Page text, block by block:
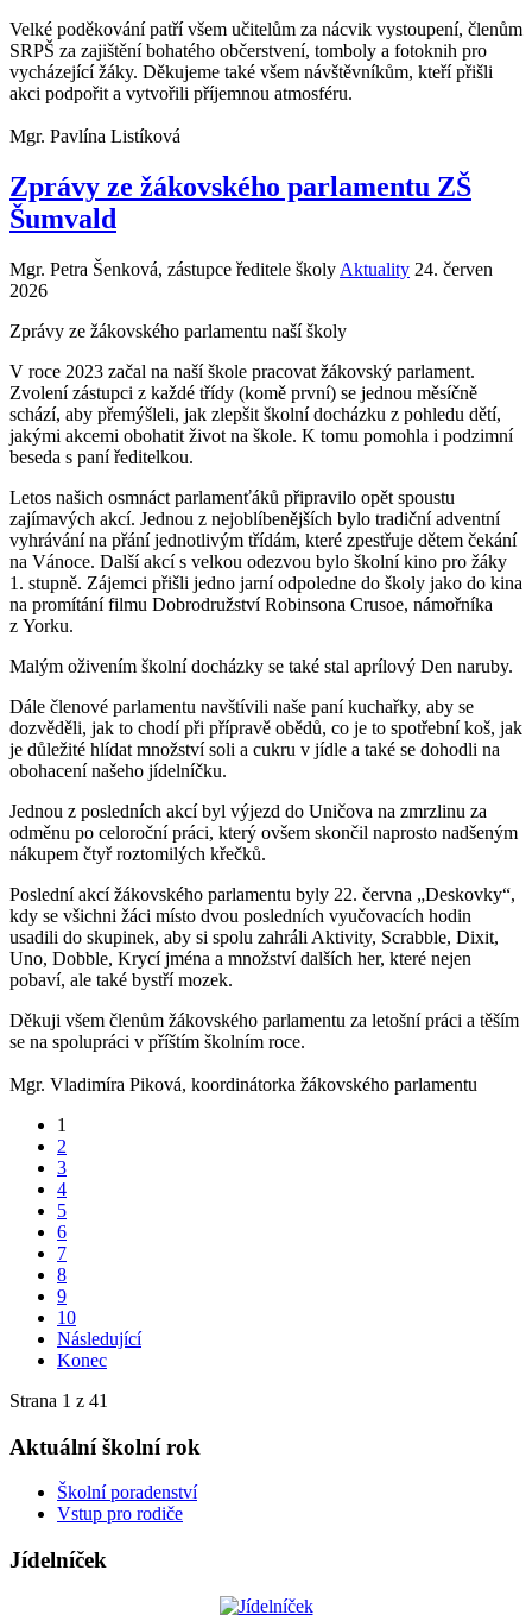
Velké poděkování patří všem učitelům za nácvik vystoupení, členům
SRPŠ za zajištění bohatého občerstvení, tomboly a fotoknih pro
vycházející žáky. Děkujeme také všem návštěvníkům, kteří přišli
akci podpořit a vytvořili příjemnou atmosféru.
Mgr. Pavlína Listíková
Zprávy ze žákovského parlamentu ZŠ
Šumvald
Mgr. Petra Šenková, zástupce ředitele školy Aktuality 24. červen
2026
Zprávy ze žákovského parlamentu naší školy
V roce 2023 začal na naší škole pracovat žákovský parlament.
Zvolení zástupci z každé třídy (komě první) se jednou měsíčně
schází, aby přemýšleli, jak zlepšit školní docházku z pohledu dětí,
jakými akcemi obohatit život na škole. K tomu pomohla i podzimní
beseda s paní ředitelkou.
Letos našich osmnáct parlamenťáků připravilo opět spoustu
zajímavých akcí. Jednou z nejoblíbenějších bylo tradiční adventní
vyhrávání na přání jednotlivým třídám, které zpestřuje dětem čekání
na Vánoce. Další akcí s velkou odezvou bylo školní kino pro žáky
1. stupně. Zájemci přišli jedno jarní odpoledne do školy jako do kina
na promítání filmu Dobrodružství Robinsona Crusoe, námořníka
z Yorku.
Malým oživením školní docházky se také stal aprílový Den naruby.
Dále členové parlamentu navštívili naše paní kuchařky, aby se
dozvěděli, jak to chodí při přípravě obědů, co je to spotřební koš, jak
je důležité hlídat množství soli a cukru v jídle a také se dohodli na
obohacení našeho jídelníčku.
Jednou z posledních akcí byl výjezd do Uničova na zmrzlinu za
odměnu po celoroční práci, který ovšem skončil naprosto nadšeným
nákupem čtyř roztomilých křečků.
Poslední akcí žákovského parlamentu byly 22. června „Deskovky“,
kdy se všichni žáci místo dvou posledních vyučovacích hodin
usadili do skupinek, aby si spolu zahráli Aktivity, Scrabble, Dixit,
Uno, Dobble, Krycí jména a množství dalších her, které nejen
pobaví, ale také bystří mozek.
Děkuji všem členům žákovského parlamentu za letošní práci a těším
se na spolupráci v příštím školním roce.
Mgr. Vladimíra Piková, koordinátorka žákovského parlamentu
1
2
3
4
5
6
7
8
9
10
Následující
Konec
Strana 1 z 41
Aktuální školní rok
Školní poradenství
Vstup pro rodiče
Jídelníček